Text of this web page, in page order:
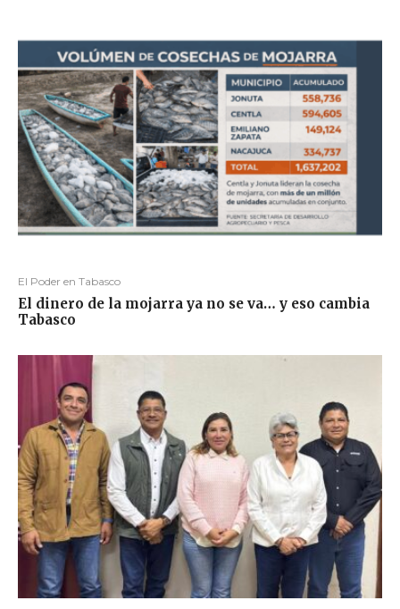
El Poder en Tabasco
El dinero de la mojarra ya no se va… y eso cambia
Tabasco